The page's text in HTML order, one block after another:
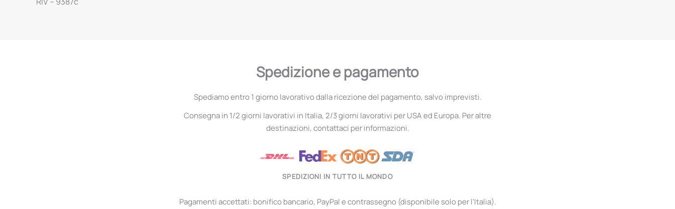
Spedizione e pagamento
Spediamo entro 1 giorno lavorativo dalla ricezione del pagamento, salvo imprevisti.
Consegna in 1/2 giorni lavorativi in Italia, 2/3 giorni lavorativi per USA ed Europa. Per altre
destinazioni, contattaci per informazioni.
SPEDIZIONI IN TUTTO IL MONDO
Pagamenti accettati: bonifico bancario, PayPal e contrassegno (disponibile solo per l'Italia).